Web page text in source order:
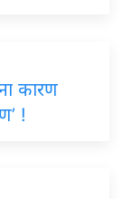
कारण
!